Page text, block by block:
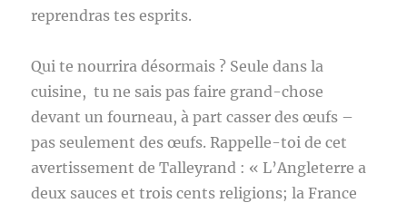
reprendras tes esprits.
Qui te nourrira désormais ? Seule dans la
cuisine, tu ne sais pas faire grand-chose
devant un fourneau, à part casser des œufs –
pas seulement des œufs. Rappelle-toi de cet
avertissement de Talleyrand : « L’Angleterre a
deux sauces et trois cents religions; la France